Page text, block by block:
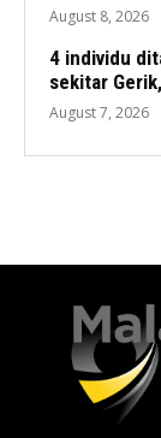
August 8, 2026
4 individu
sekitar
August 7, 2026